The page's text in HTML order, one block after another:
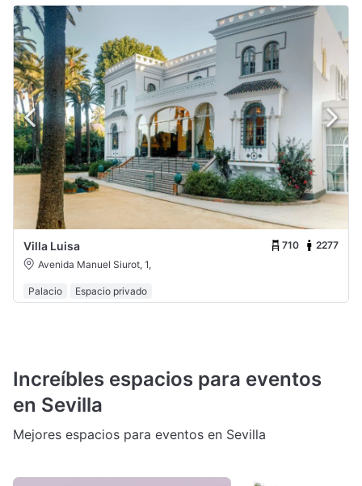
Villa Luisa 710
2277
Avenida Manuel Siurot, 1,
Palacio Espacio privado
Increíbles espacios para eventos
en Sevilla
Mejores espacios para eventos en Sevilla